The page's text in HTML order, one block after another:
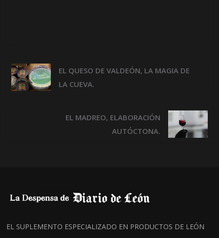
EL QUESO DE VALDEÓN, LA MAGIA DE
LA CUEVA.
EL MADREO, ELABORACIÓN
AUTÓCTONA.
EL SUPLEMENTO ESPECIALIZADO EN PRODUCTOS DE LEÓN